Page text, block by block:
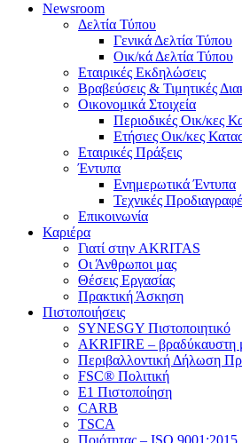
Newsroom
Δελτία Τύπου
Γενικά Δελτία Τύπου
Οικ/κά Δελτία Τύπου
Εταιρικές Εκδηλώσεις
Βραβεύσεις & Τιμητικές
Οικονομικά Στοιχεία
Περιοδικές Οικ/κες
Ετήσιες Οικ/κες
Εταιρικές Πράξεις
Έντυπα
Ενημερωτικά Έντυπα
Τεχνικές
Επικοινωνία
Καριέρα
Γιατί στην AKRITAS
Οι Άνθρωποι μας
Θέσεις Εργασίας
Πρακτική Άσκηση
Πιστοποιήσεις
SYNESGY Πιστοποιητικό
AKRIFIRE – βραδύκαυστη
Περιβαλλοντική Δήλωση
FSC® Πολιτική
E1 Πιστοποίηση
CARB
TSCA
Πoιότητας – ISO 9001:2015